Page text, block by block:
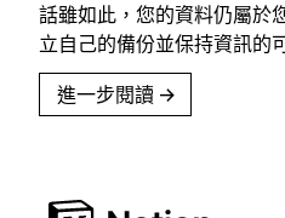
話雖如此，您的資料仍屬於
立自己的備份並保持資訊的
進一步閱讀 →